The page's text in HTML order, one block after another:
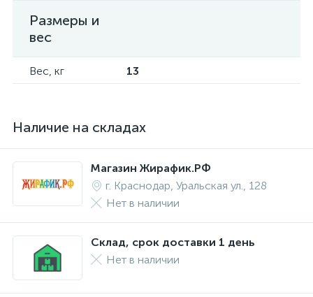
Размеры и
вес
Вес, кг 13
Наличие на складах
Магазин Жирафик.РФ
г. Краснодар, Уральская ул., 128
Нет в наличии
Склад, срок доставки 1 день
Нет в наличии